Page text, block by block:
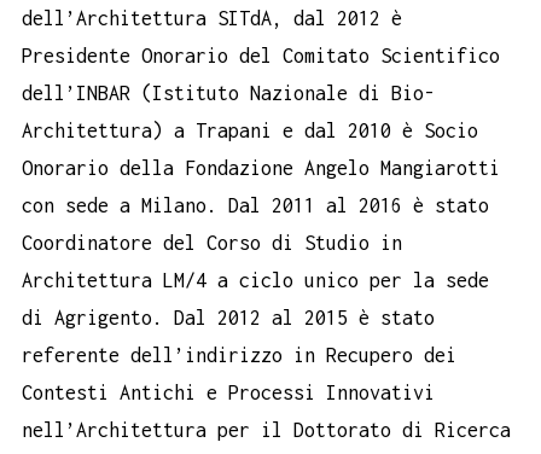
dell’Architettura SITdA, dal 2012 è
Presidente Onorario del Comitato Scientifico
dell’INBAR (Istituto Nazionale di Bio-
Architettura) a Trapani e dal 2010 è Socio
Onorario della Fondazione Angelo Mangiarotti
con sede a Milano. Dal 2011 al 2016 è stato
Coordinatore del Corso di Studio in
Architettura LM/4 a ciclo unico per la sede
di Agrigento. Dal 2012 al 2015 è stato
referente dell’indirizzo in Recupero dei
Contesti Antichi e Processi Innovativi
nell’Architettura per il Dottorato di Ricerca